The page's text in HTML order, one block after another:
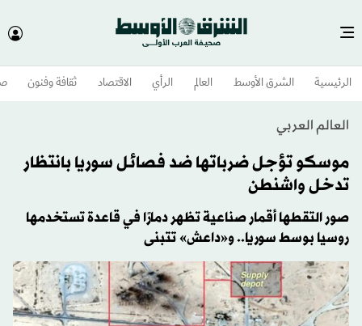
الرئيسية الشرق الأوسط​ العالم الرأي الاقتصاد ثقافة وفنون
العالم العربي
موسكو تؤجل ضرباتها ضد فصائل سوريا بانتظار
تدخل واشنطن
صور التقطها أقمار صناعية تظهر دمارًا في قاعدة تستخدمها
روسيا بوسط سوريا.. و«داعش» تتبنى